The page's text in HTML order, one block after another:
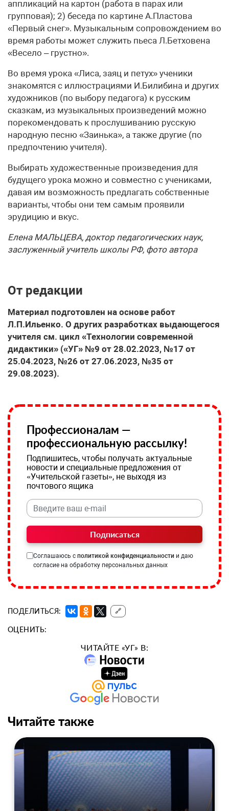
аппликаций на картон (работа в парах или
групповая); 2) беседа по картине А.Пластова
«Первый снег». Музыкальным сопровождением во
время работы может служить пьеса Л.Бетховена
«Весело – грустно».
Во время урока «Лиса, заяц и петух» ученики
знакомятся с иллюстрациями И.Билибина и других
художников (по выбору педагога) к русским
сказкам, из музыкальных произведений можно
порекомендовать к прослушиванию русскую
народную песню «Заинька», а также другие (по
предпочтению учителя).
Выбирать художественные произведения для
будущего урока можно и совместно с учениками,
давая им возможность предлагать собственные
варианты, чтобы они тем самым проявили
эрудицию и вкус.
Елена МАЛЬЦЕВА, доктор педагогических наук,
заслуженный учитель школы РФ, фото автора
От редакции
Материал подготовлен на основе работ
Л.П.Ильенко. О других разработках выдающегося
учителя см. цикл «Технологии современной
дидактики» («УГ» №9 от 28.02.2023, №17 от
25.04.2023, №26 от 27.06.2023, №35 от
29.08.2023).
Профессионалам —
профессиональную рассылку!
Подпишитесь, чтобы получать актуальные
новости и специальные предложения от
«Учительской газеты», не выходя из
почтового ящика
Подписаться
Соглашаюсь с политикой конфиденциальности и даю
согласие на обработку персональных данных
ПОДЕЛИТЬСЯ: 🔗
ОЦЕНИТЬ:
ЧИТАЙТЕ «УГ» В:
Читайте также